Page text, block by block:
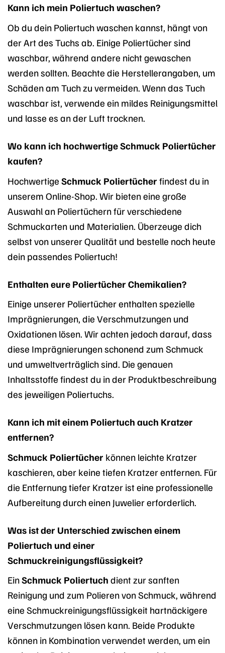
Kann ich mein Poliertuch waschen?
Ob du dein Poliertuch waschen kannst, hängt von
der Art des Tuchs ab. Einige Poliertücher sind
waschbar, während andere nicht gewaschen
werden sollten. Beachte die Herstellerangaben, um
Schäden am Tuch zu vermeiden. Wenn das Tuch
waschbar ist, verwende ein mildes Reinigungsmittel
und lasse es an der Luft trocknen.
Wo kann ich hochwertige Schmuck Poliertücher
kaufen?
Hochwertige Schmuck Poliertücher findest du in
unserem Online-Shop. Wir bieten eine große
Auswahl an Poliertüchern für verschiedene
Schmuckarten und Materialien. Überzeuge dich
selbst von unserer Qualität und bestelle noch heute
dein passendes Poliertuch!
Enthalten eure Poliertücher Chemikalien?
Einige unserer Poliertücher enthalten spezielle
Imprägnierungen, die Verschmutzungen und
Oxidationen lösen. Wir achten jedoch darauf, dass
diese Imprägnierungen schonend zum Schmuck
und umweltverträglich sind. Die genauen
Inhaltsstoffe findest du in der Produktbeschreibung
des jeweiligen Poliertuchs.
Kann ich mit einem Poliertuch auch Kratzer
entfernen?
Schmuck Poliertücher können leichte Kratzer
kaschieren, aber keine tiefen Kratzer entfernen. Für
die Entfernung tiefer Kratzer ist eine professionelle
Aufbereitung durch einen Juwelier erforderlich.
Was ist der Unterschied zwischen einem
Poliertuch und einer
Schmuckreinigungsflüssigkeit?
EinSchmuck Poliertuch dient zur sanften
Reinigung und zum Polieren von Schmuck, während
eine Schmuckreinigungsflüssigkeit hartnäckigere
Verschmutzungen lösen kann. Beide Produkte
können in Kombination verwendet werden, um ein